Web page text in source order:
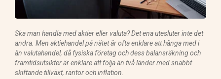
Ska man handla med aktier eller valuta? Det ena utesluter inte det
andra. Men aktiehandel på nätet är ofta enklare att hänga med i
än valutahandel, då fysiska företag och dess balansräkning och
framtidsutsikter är enklare att följa än två länder med snabbt
skiftande tillväxt, räntor och inflation.